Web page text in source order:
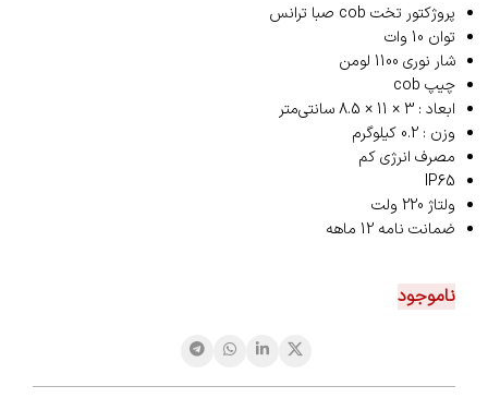
پروژکتور تخت cob صبا ترانس
توان 10 وات
شار نوری 1100 لومن
چیپ cob
ابعاد : 3 × 11 × 8.5 سانتی‌متر
وزن : 0.2 کیلوگرم
مصرف انرژی کم
IP65
ولتاژ 220 ولت
ضمانت نامه 12 ماهه
ناموجود